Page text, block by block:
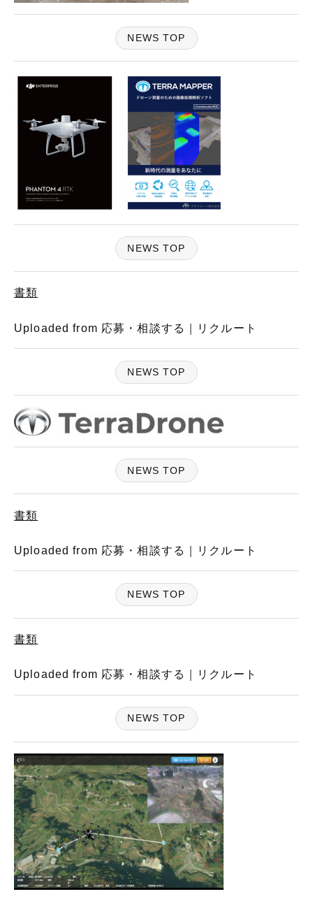
NEWS TOP
NEWS TOP
書類
Uploaded from 応募・相談する｜リクルート
NEWS TOP
NEWS TOP
書類
Uploaded from 応募・相談する｜リクルート
NEWS TOP
書類
Uploaded from 応募・相談する｜リクルート
NEWS TOP